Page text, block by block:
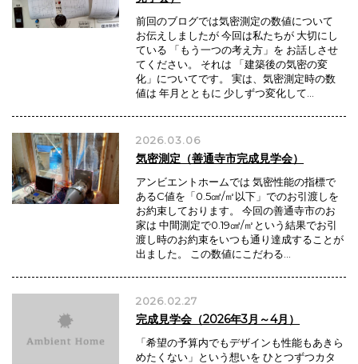
前回のブログでは気密測定の数値について
お伝えしましたが 今回は私たちが 大切にし
ている 「もう一つの考え方」を お話しさせ
てください。 それは 「建築後の気密の変
化」についてです。 実は、気密測定時の数
値は 年月とともに 少しずつ変化して…
2026.03.06
気密測定（善通寺市完成見学会）
アンビエントホームでは 気密性能の指標で
あるC値を「0.5㎠/㎡以下」でのお引渡しを
お約束しております。 今回の善通寺市のお
家は 中間測定で0.19㎠/㎡という結果でお引
渡し時のお約束をいつも通り達成することが
出ました。 この数値にこだわる…
2026.02.27
完成見学会（2026年3月～4月）
「希望の予算内でもデザインも性能もあきら
めたくない」という想いを ひとつずつカタ